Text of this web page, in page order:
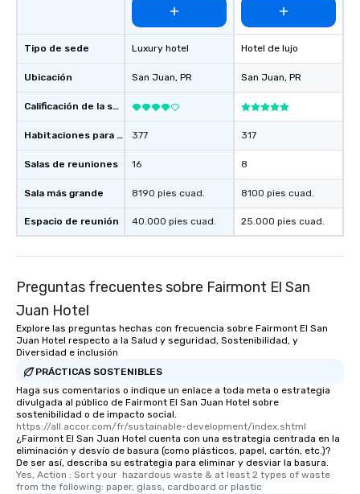
Tipo de sede
Ubicación
Calificación de la sede
Habitaciones para huéspedes
Salas de reuniones
Sala más grande
Espacio de reunión
Luxury hotel
San Juan, PR
377
16
8190 pies cuad.
40.000 pies cuad.
Hotel de lujo
San Juan, PR
317
8
8100 pies cuad.
25.000 pies cuad.
Preguntas frecuentes sobre Fairmont El San
Juan Hotel
Explore las preguntas hechas con frecuencia sobre Fairmont El San
Juan Hotel respecto a la Salud y seguridad, Sostenibilidad, y
Diversidad e inclusión
PRÁCTICAS SOSTENIBLES
Haga sus comentarios o indique un enlace a toda meta o estrategia
divulgada al público de Fairmont El San Juan Hotel sobre
sostenibilidad o de impacto social.
https://all.accor.com/fr/sustainable-development/index.shtml
¿Fairmont El San Juan Hotel cuenta con una estrategia centrada en la
eliminación y desvío de basura (como plásticos, papel, cartón, etc.)?
De ser así, describa su estrategia para eliminar y desviar la basura.
Yes, Action : Sort your  hazardous waste & at least 2 types of waste
from the following: paper, glass, cardboard or plastic